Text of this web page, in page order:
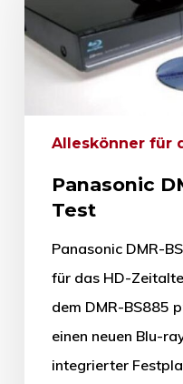
Alleskönner für
Panasonic
Test
Panasonic DMR-
für das HD-
dem DMR-BS885
einen neuen Blu-
integrierter